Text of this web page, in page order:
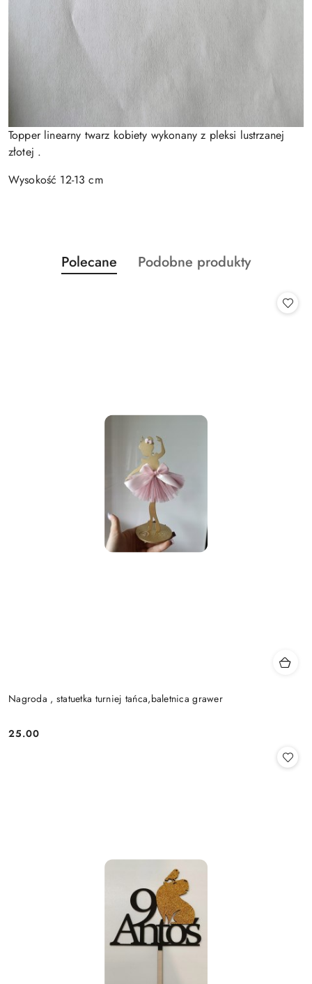
Topper linearny twarz kobiety wykonany z pleksi lustrzanej
złotej .
Wysokość 12-13 cm
Pomiń karuzelę produktów
Produkty
o
Polecane
Produkty
Podobne produkty
Nagroda , statuetka turniej tańca,baletnica grawer
Cena:
25.00